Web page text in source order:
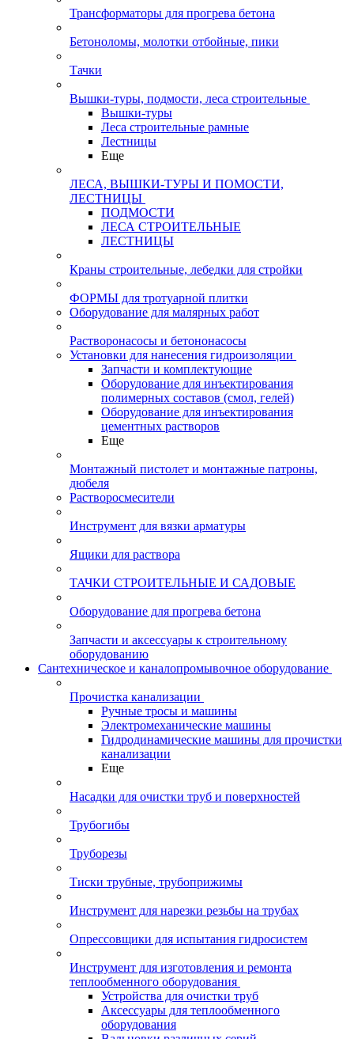
Трансформаторы для прогрева бетона
Бетоноломы, молотки отбойные, пики
Тачки
Вышки-туры, подмости, леса строительные
Вышки-туры
Леса строительные рамные
Лестницы
Еще
ЛЕСА, ВЫШКИ-ТУРЫ И ПОМОСТИ,
ЛЕСТНИЦЫ
ПОДМОСТИ
ЛЕСА СТРОИТЕЛЬНЫЕ
ЛЕСТНИЦЫ
Краны строительные, лебедки для стройки
ФОРМЫ для тротуарной плитки
Оборудование для малярных работ
Растворонасосы и бетононасосы
Установки для нанесения гидроизоляции
Запчасти и комплектующие
Оборудование для инъектирования
полимерных составов (смол, гелей)
Оборудование для инъектирования
цементных растворов
Еще
Монтажный пистолет и монтажные патроны,
дюбеля
Растворосмесители
Инструмент для вязки арматуры
Ящики для раствора
ТАЧКИ СТРОИТЕЛЬНЫЕ И САДОВЫЕ
Оборудование для прогрева бетона
Запчасти и аксессуары к строительному
оборудованию
Сантехническое и каналопромывочное оборудование
Прочистка канализации
Ручные тросы и машины
Электромеханические машины
Гидродинамические машины для прочистки
канализации
Еще
Насадки для очистки труб и поверхностей
Трубогибы
Труборезы
Тиски трубные, трубоприжимы
Инструмент для нарезки резьбы на трубах
Опрессовщики для испытания гидросистем
Инструмент для изготовления и ремонта
теплообменного оборудования
Устройства для очистки труб
Аксессуары для теплообменного
оборудования